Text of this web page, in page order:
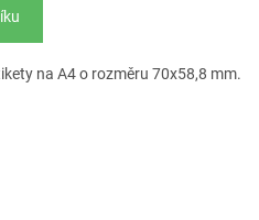
na A4 o rozměru 70x58,8 mm.